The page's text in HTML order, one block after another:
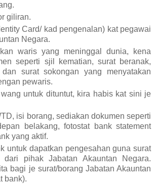
giliran.
Card/ kad pengenalan) kat pegawai
Negara.
waris yang meninggal dunia, kena
seperti sjil kematian, surat beranak,
surat sokongan yang menyatakan
pewaris.
untuk dituntut, kira habis kat sini je
isi borang, sediakan dokumen seperti
belakang, fotostat bank statement
yang aktif.
untuk dapatkan pengesahan guna surat
dari pihak Jabatan Akauntan Negara.
bagi je surat/borang Jabatan Akauntan
bank).